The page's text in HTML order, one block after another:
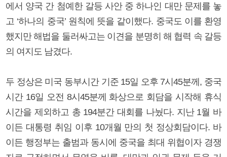
에서 양국 간 첨예한 갈등 사안 중 하나인 대만 문제를 놓
고 ‘하나의 중국’ 원칙에 뜻을 같이했다. 중국도 이를 환영
했지만 해법을 둘러싸고는 이견을 분명히 해 협력 속 갈등
의 여지도 남겼다.
두 정상은 미국 동부시간 기준 15일 오후 7시45분께, 중국
시간 16일 오전 8시45분께 화상으로 회담을 시작해 휴식
시간을 제외하고 총 194분간 대회를 나눴다. 지난 1월 바
이든 대통령 취임 이후 10개월 만의 첫 정상회담이다. 바
이든 행정부는 출범과 동시에 중국을 최대 위협이자 경쟁